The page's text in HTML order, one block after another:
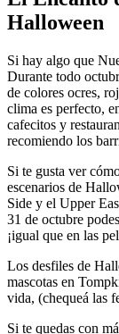
Halloween
Si hay algo que
Durante todo
de colores ocres,
clima es perfecto,
cafecitos y
recomiendo los
Si te gusta ver
escenarios de
Side y el Upper
31 de octubre
¡igual que en las
Los desfiles de
mascotas en
vida, (chequeá las
Si te quedas con